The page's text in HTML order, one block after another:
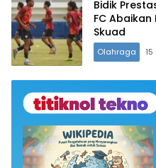
Bidik
FC
Skuad
Olahraga